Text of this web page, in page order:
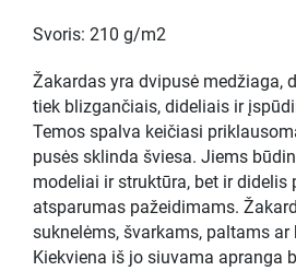
Svoris: 210 g/m2
Žakardas yra dvipusė medžiaga,
tiek blizgančiais, dideliais ir
Temos spalva keičiasi
pusės sklinda šviesa. Jiems
modeliai ir struktūra, bet ir didelis
atsparumas pažeidimams.
suknelėms, švarkams, paltams
Kiekviena iš jo siuvama apranga